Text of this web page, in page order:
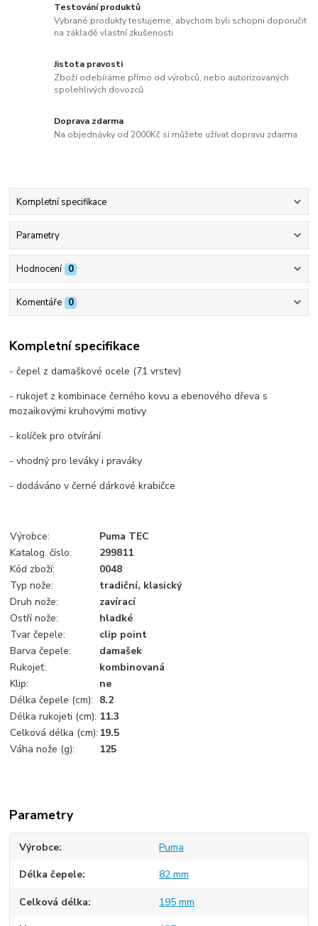
Testování produktů
Vybrané produkty testujeme, abychom byli schopni doporučit
na základě vlastní zkušenosti
Jistota pravosti
Zboží odebíráme přímo od výrobců, nebo autorizovaných
spolehlivých dovozců
Doprava zdarma
Na objednávky od 2000Kč si můžete užívat dopravu zdarma
Kompletní specifikace
Parametry
Hodnocení 0
Komentáře 0
Kompletní specifikace
- čepel z damaškové ocele (71 vrstev)
- rukojeť z kombinace černého kovu a ebenového dřeva s
mozaikovými kruhovými motivy
- kolíček pro otvírání
- vhodný pro leváky i praváky
- dodáváno v černé dárkové krabičce
Výrobce:
Puma TEC
Katalog. číslo:
299811
Kód zboží:
0048
Typ nože:
tradiční, klasický
Druh nože:
zavírací
Ostří nože:
hladké
Tvar čepele:
clip point
Barva čepele:
damašek
Rukojeť:
kombinovaná
Klip:
ne
Délka čepele (cm): 8.2
Délka rukojeti (cm): 11.3
Celková délka (cm): 19.5
Váha nože (g):
125
Parametry
Výrobce Puma
Délka čepele 82 mm
Celková délka 195 mm